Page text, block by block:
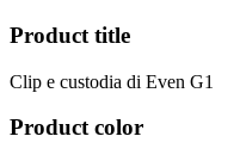
Product title
Clip e custodia di Even G1
Product color